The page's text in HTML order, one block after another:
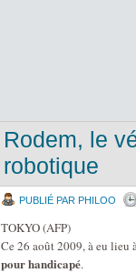
Rodem, le
robotique
PUBLIÉ PAR PHILOO
TOKYO (AFP)
Ce 26 août 2009, à eu lieu
pour handicapé.